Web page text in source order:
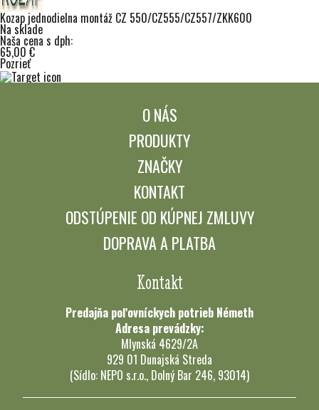
Kozap jednodielna montáž CZ 550/CZ555/CZ557/ZKK600
Na sklade
Naša cena s dph:
65,00 €
Pozrieť
O NÁS
PRODUKTY
ZNAČKY
KONTAKT
ODSTÚPENIE OD KÚPNEJ ZMLUVY
DOPRAVA A PLATBA
Kontakt
Predajňa poľovníckych potrieb Németh
Adresa prevádzky:
Mlynská 4629/2A
929 01 Dunajská Streda
(Sídlo: NEPO s.r.o., Dolný Bar 246, 93014)